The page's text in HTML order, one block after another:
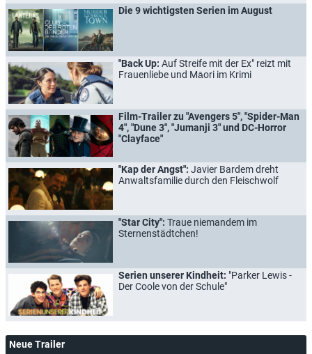
Die 9 wichtigsten Serien im August
"Back Up: Auf Streife mit der Ex" reizt mit
Frauenliebe und Māori im Krimi
Film-Trailer zu "Avengers 5", "Spider-Man
4", "Dune 3", "Jumanji 3" und DC-Horror
"Clayface"
"Kap der Angst": Javier Bardem dreht
Anwaltsfamilie durch den Fleischwolf
"Star City": Traue niemandem im
Sternenstädtchen!
Serien unserer Kindheit: "Parker Lewis -
Der Coole von der Schule"
Neue Trailer